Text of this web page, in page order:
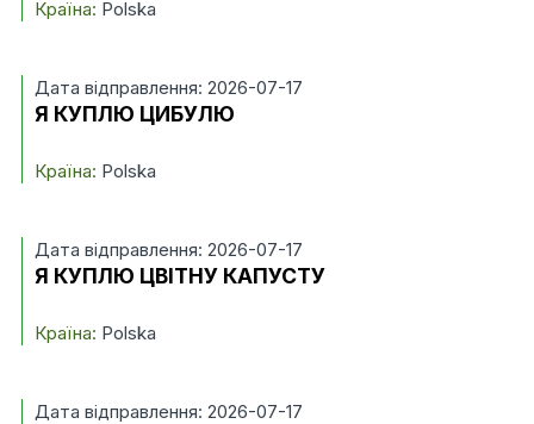
Країна: Polska
Дата відправлення: 2026-07-17
Я КУПЛЮ ЦИБУЛЮ
Країна: Polska
Дата відправлення: 2026-07-17
Я КУПЛЮ ЦВІТНУ КАПУСТУ
Країна: Polska
Дата відправлення: 2026-07-17